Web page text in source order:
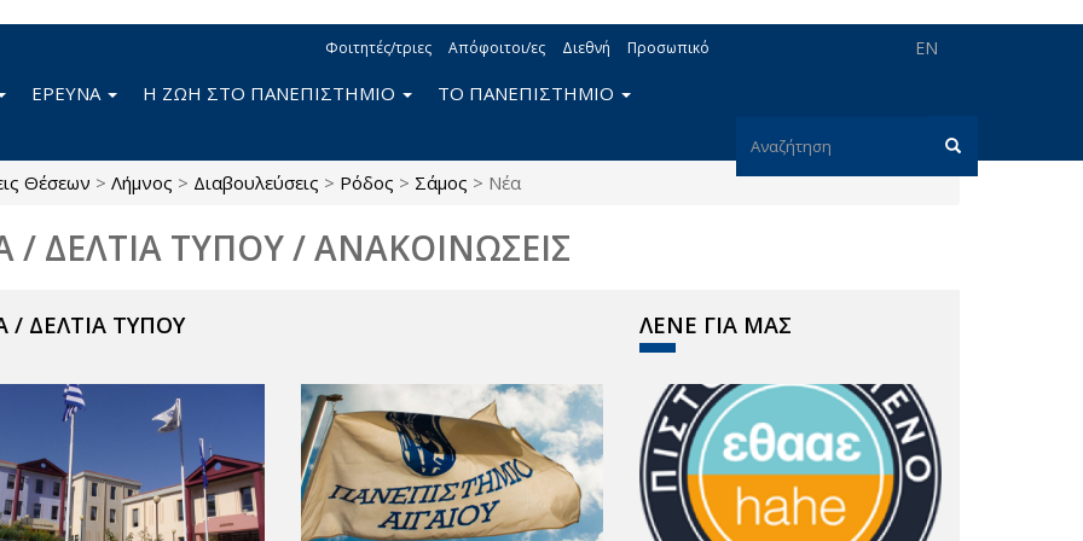
EN
Φοιτητές/τριες Απόφοιτοι/ες Διεθνή Προσωπικό
Φόρμα
ΕΡΕΥΝΑ Η ΖΩΗ ΣΤΟ ΠΑΝΕΠΙΣΤΗΜΙΟ ΤΟ ΠΑΝΕΠΙΣΤΗΜΙΟ
Θέσεων > Λήμνος > Διαβουλεύσεις > Ρόδος > Σάμος > Νέα
/ ΔΕΛΤΙΑ ΤΥΠΟΥ / ΑΝΑΚΟΙΝΩΣΕΙΣ
/ ΔΕΛΤΙΑ ΤΥΠΟΥ ΛΕΝΕ ΓΙΑ ΜΑΣ